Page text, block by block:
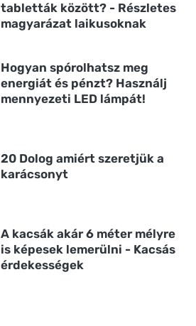
tabletták között? - Részletes
magyarázat laikusoknak
Hogyan spórolhatsz meg
energiát és pénzt? Használj
mennyezeti LED lámpát!
20 Dolog amiért szeretjük a
karácsonyt
A kacsák akár 6 méter mélyre
is képesek lemerülni - Kacsás
érdekességek